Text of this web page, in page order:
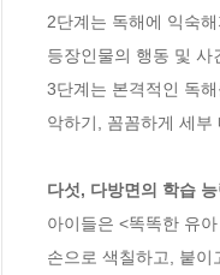
2단계는 독해에 익숙
등장인물의 행동 및
3단계는 본격적인 독
악하기, 꼼꼼하게 세부
다섯, 다방면의 학습
아이들은 <똑똑한 유
손으로 색칠하고, 붙